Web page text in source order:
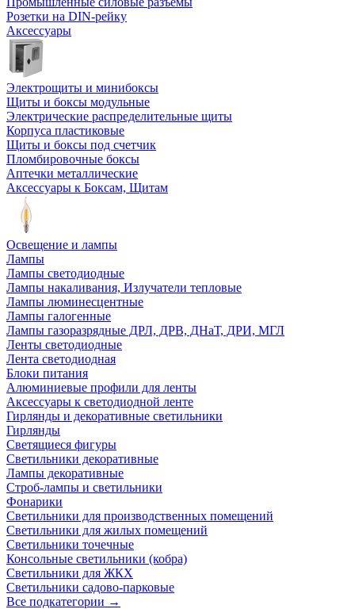
Розетки на DIN-рейку
Аксессуары
Электрощиты и минибоксы
Щиты и боксы модульные
Электрические распределительные щиты
Корпуса пластиковые
Щиты и боксы под счетчик
Пломбировочные боксы
Аптечки металлические
Аксессуары к Боксам, Щитам
Освещение и лампы
Лампы
Лампы светодиодные
Лампы накаливания, Излучатели тепловые
Лампы люминесцентные
Лампы галогенные
Лампы газоразрядные ДРЛ, ДРВ, ДНаТ, ДРИ, МГЛ
Ленты светодиодные
Лента светодиодная
Блоки питания
Алюминиевые профили для ленты
Аксессуары к светодиодной ленте
Гирлянды и декоративные светильники
Гирлянды
Светящиеся фигуры
Светильники декоративные
Лампы декоративные
Строб-лампы и светильники
Фонарики
Светильники для производственных помещений
Светильники для жилых помещений
Светильники точечные
Консольные светильники (кобра)
Светильники для ЖКХ
Светильники садово-парковые
Все подкатегории →